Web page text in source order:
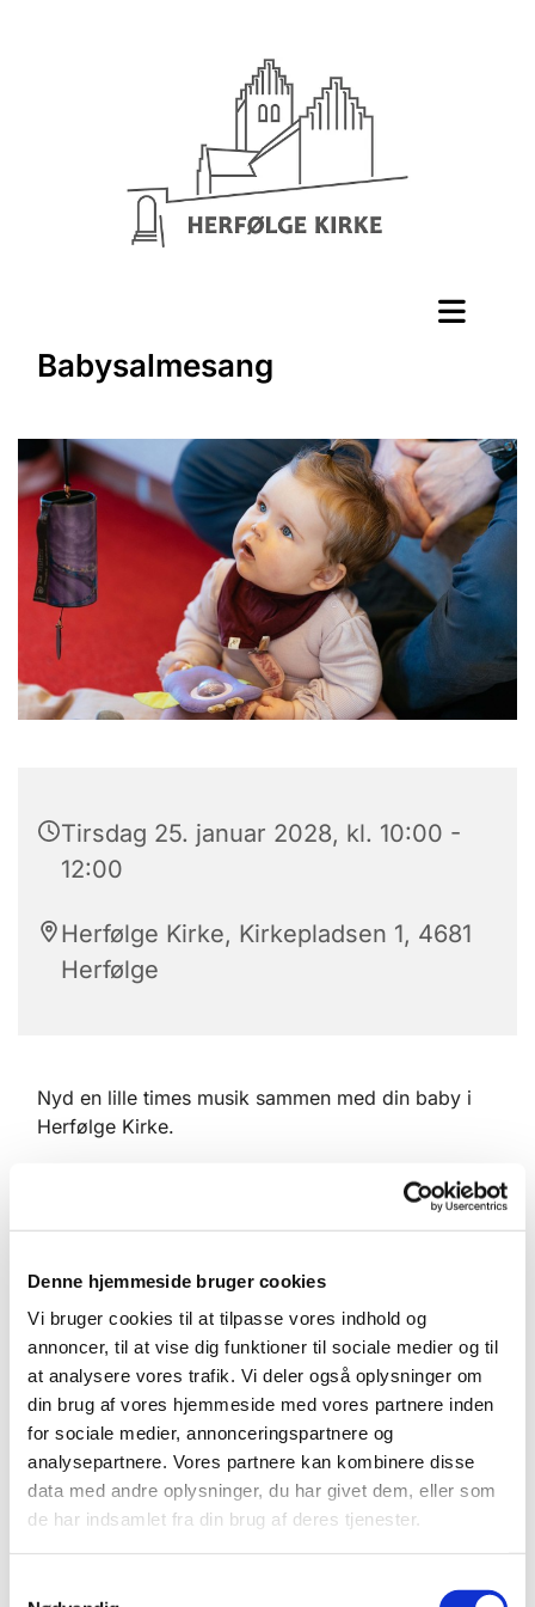
Denne hjemmeside bruger cookies
Vi bruger cookies til at tilpasse vores indhold og
annoncer, til at vise dig funktioner til sociale medier og til
at analysere vores trafik. Vi deler også oplysninger om
din brug af vores hjemmeside med vores partnere inden
for sociale medier, annonceringspartnere og
analysepartnere. Vores partnere kan kombinere disse
data med andre oplysninger, du har givet dem, eller som
de har indsamlet fra din brug af deres tjenester.
Babysalmesang
Tirsdag 25. januar 2028, kl. 10:00 -
12:00
Herfølge Kirke, Kirkepladsen 1, 4681
Herfølge
Nyd en lille times musik sammen med din baby i
Herfølge Kirke.
og salmeskat, børnesange, sanglege, rim og
remser.
Timen er tilrettelagt, så den stimulerer babyens
sanser og styrker kropsbevidstheden og
fornemmelsen for rytme og nuancer i lyden.
Det nærvær, der kan opstå igennem sang barn og
forældre imellem, er afgørende for den lilles
udvikling. Babysalmesang er med til at styrke dit
barns glæde og lyst til musik fra starten.
Når vi er færdige i kirken er der brød og kaffe i